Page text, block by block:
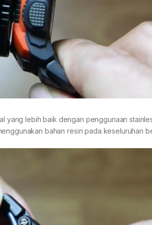
yang lebih baik dengan penggunaan
bahan resin pada keseluruhan